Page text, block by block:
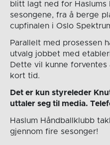
blitt lagt ned for
sesongene, fra å berge
cupfinalen i Oslo
Parallelt med prosessen
utvalg jobbet med
Dette vil kunne
kort tid.
Det er kun styreleder
uttaler seg til media.
Haslum Håndballklubb
gjennom fire sesonger!